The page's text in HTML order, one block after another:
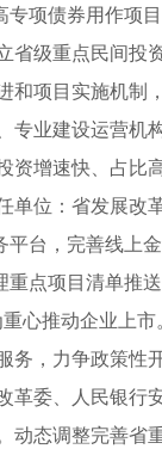
专项债券用作项
省级重点民间
和项目实施机
专业建设运营
资增速快、占
单位：省发展
平台，完善线
重点项目清单推
心推动企业上
务，力争政策
革委、人民银
动态调整完善